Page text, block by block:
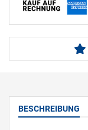
BESCHREIBUNG